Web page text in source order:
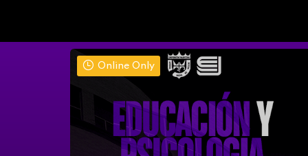
Online Only